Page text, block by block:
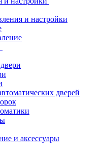
и настройки
дверей
и аксессуары